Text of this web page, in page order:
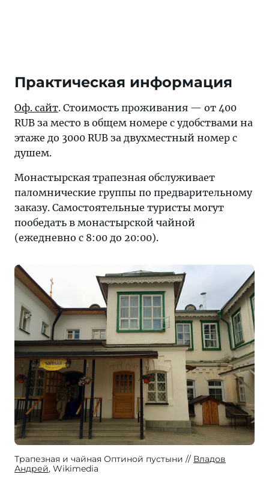
Практическая информация
Оф. сайт. Стоимость проживания — от 400
RUB за место в общем номере с удобствами на
этаже до 3000 RUB за двухместный номер с
душем.
Монастырская трапезная обслуживает
паломнические группы по предварительному
заказу. Самостоятельные туристы могут
пообедать в монастырской чайной
(ежедневно с 8:00 до 20:00).
Трапезная и чайная Оптиной пустыни
Владов
Андрей, Wikimedia